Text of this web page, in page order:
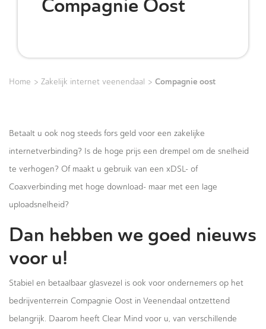
Compagnie Oost
Home > Zakelijk internet veenendaal > Compagnie oost
Betaalt u ook nog steeds fors geld voor een zakelijke
internetverbinding? Is de hoge prijs een drempel om de snelheid
te verhogen? Of maakt u gebruik van een xDSL- of
Coaxverbinding met hoge download- maar met een lage
uploadsnelheid?
Dan hebben we goed nieuws
voor u!
Stabiel en betaalbaar glasvezel is ook voor ondernemers op het
bedrijventerrein Compagnie Oost in Veenendaal ontzettend
belangrijk. Daarom heeft Clear Mind voor u, van verschillende